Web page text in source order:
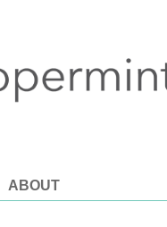
ABOUT